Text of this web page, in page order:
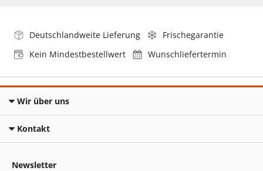
Deutschlandweite Lieferung
Frischegarantie
Kein Mindestbestellwert
Wunschliefertermin
Wir über uns
Kontakt
Newsletter